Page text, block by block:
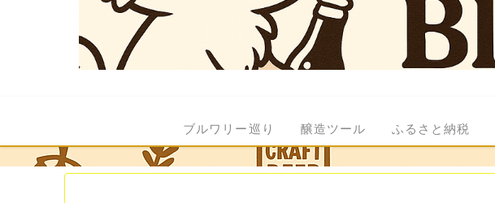
ブルワリー巡り 醸造ツール ふるさと納税